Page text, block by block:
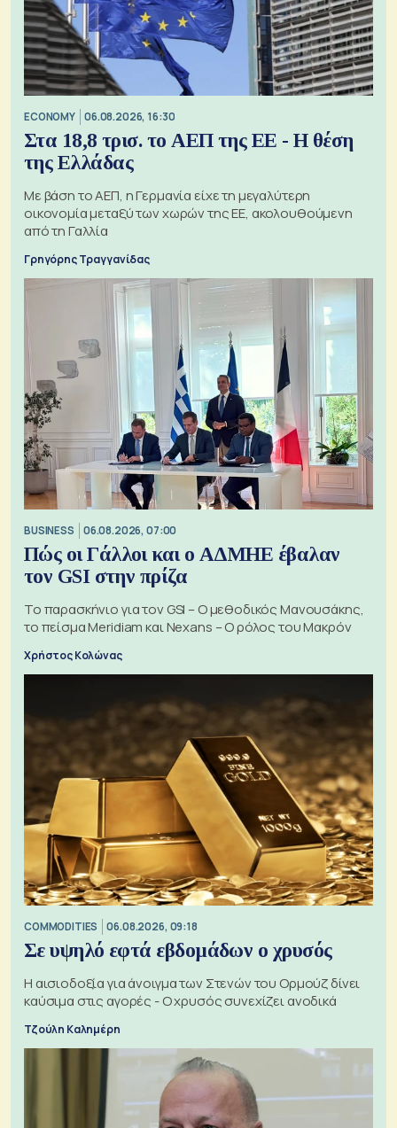
ECONOMY 06.08.2026, 16:30
Στα 18,8 τρισ. το ΑΕΠ της ΕΕ - Η θέση
της Ελλάδας
Με βάση το ΑΕΠ, η Γερμανία είχε τη μεγαλύτερη
οικονομία μεταξύ των χωρών της ΕΕ, ακολουθούμενη
από τη Γαλλία
Γρηγόρης Τραγγανίδας
BUSINESS 06.08.2026, 07:00
Πώς οι Γάλλοι και ο ΑΔΜΗΕ έβαλαν
τον GSI στην πρίζα
Το παρασκήνιο για τον GSI – Ο μεθοδικός Μανουσάκης,
το πείσμα Meridiam και Nexans – Ο ρόλος του Μακρόν
Χρήστος Κολώνας
COMMODITIES 06.08.2026, 09:18
Σε υψηλό εφτά εβδομάδων ο χρυσός
Η αισιοδοξία για άνοιγμα των Στενών του Ορμούζ δίνει
καύσιμα στις αγορές - Ο χρυσός συνεχίζει ανοδικά
Τζούλη Καλημέρη